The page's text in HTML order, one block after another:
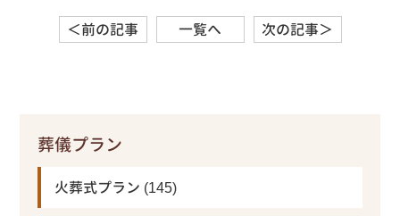
＜前の記事 一覧へ 次の記事＞
葬儀プラン
火葬式プラン (145)